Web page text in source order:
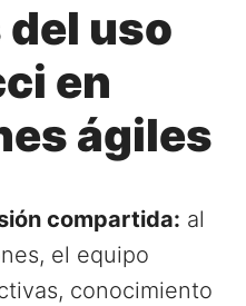
uso
en
ágiles
compartida: al
el equipo
conocimiento